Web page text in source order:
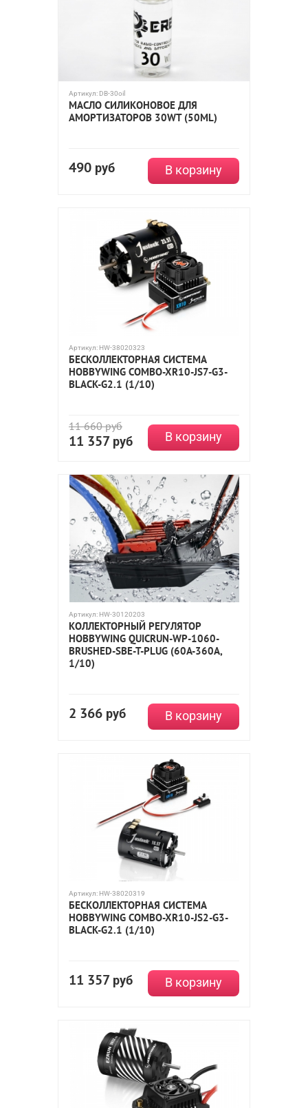
Артикул: DB-30oil
МАСЛО СИЛИКОНОВОЕ ДЛЯ
АМОРТИЗАТОРОВ 30WT (50ML)
490 руб В корзину
Артикул: HW-38020323
БЕСКОЛЛЕКТОРНАЯ СИСТЕМА
HOBBYWING COMBO-XR10-JS7-G3-
BLACK-G2.1 (1/10)
11 660руб
11 357 руб В корзину
Артикул: HW-30120203
КОЛЛЕКТОРНЫЙ РЕГУЛЯТОР
HOBBYWING QUICRUN-WP-1060-
BRUSHED-SBE-T-PLUG (60A-360A,
1/10)
2 366 руб В корзину
Артикул: HW-38020319
БЕСКОЛЛЕКТОРНАЯ СИСТЕМА
HOBBYWING COMBO-XR10-JS2-G3-
BLACK-G2.1 (1/10)
11 357 руб В корзину